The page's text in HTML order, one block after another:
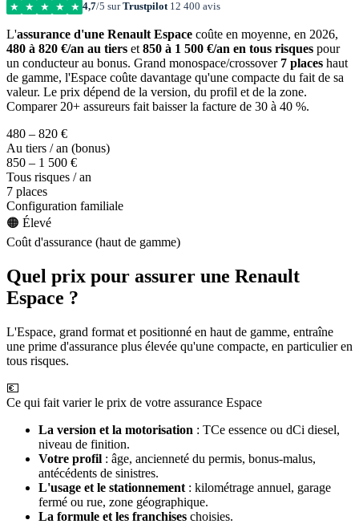
★ ★ ★ ★ ★ 4,7/5 surTrustpilot12 400 avis
L'assurance d'une Renault Espace coûte en moyenne, en 2026,
480 à 820 €/an au tiers et 850 à 1 500 €/an en tous risques pour
un conducteur au bonus. Grand monospace/crossover 7 places haut
de gamme, l'Espace coûte davantage qu'une compacte du fait de sa
valeur. Le prix dépend de la version, du profil et de la zone.
Comparer 20+ assureurs fait baisser la facture de 30 à 40 %.
480 – 820 €
Au tiers / an (bonus)
850 – 1 500 €
Tous risques / an
7 places
Configuration familiale
🟠 Élevé
Coût d'assurance (haut de gamme)
Quel prix pour assurer une Renault
Espace ?
L'Espace, grand format et positionné en haut de gamme, entraîne
une prime d'assurance plus élevée qu'une compacte, en particulier en
tous risques.
💶
Ce qui fait varier le prix de votre assurance Espace
La version et la motorisation : TCe essence ou dCi diesel,
niveau de finition.
Votre profil : âge, ancienneté du permis, bonus-malus,
antécédents de sinistres.
L'usage et le stationnement : kilométrage annuel, garage
fermé ou rue, zone géographique.
La formule et les franchises choisies.